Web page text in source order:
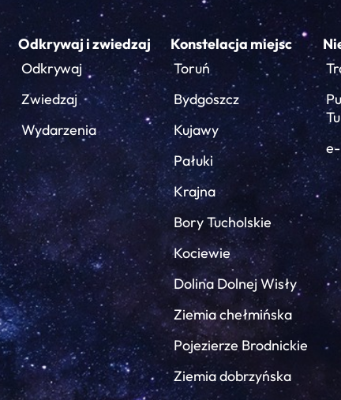
Odkrywaj i zwiedzaj
Odkrywaj
Zwiedzaj
Wydarzenia
Konstelacja miejsc
Toruń
Bydgoszcz
Kujawy
Pałuki
Krajna
Bory Tucholskie
Kociewie
Dolina Dolnej Wisły
Ziemia chełmińska
Pojezierze Brodnickie
Ziemia dobrzyńska